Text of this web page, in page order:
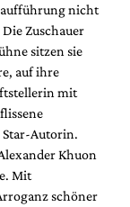
nicht
Zuschauer
sitzen sie
auf ihre
mit
Star-Autorin.
Khuon
Mit
schöner